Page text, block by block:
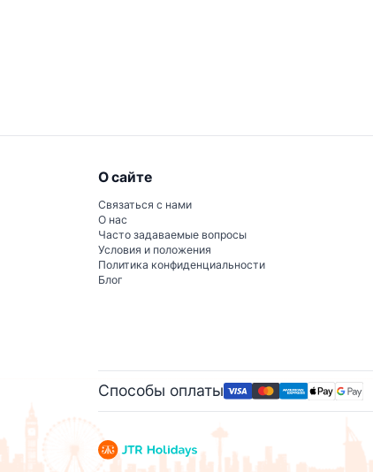
О сайте
Связаться с нами
О нас
Часто задаваемые вопросы
Условия и положения
Политика конфиденциальности
Блог
Способы оплаты